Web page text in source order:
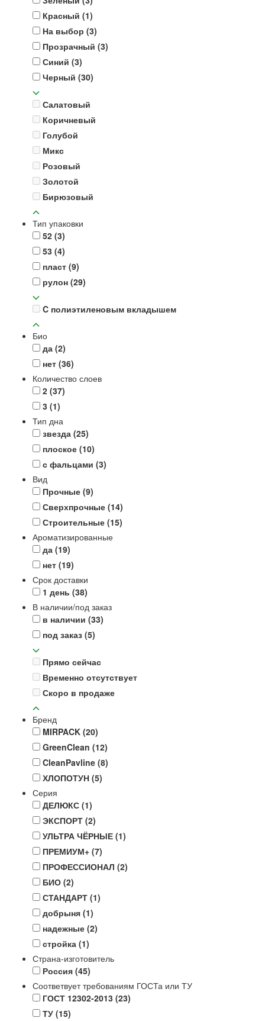
Красный (1)
На выбор (3)
Прозрачный (3)
Синий (3)
Черный (30)
Салатовый
Коричневый
Голубой
Микс
Розовый
Золотой
Бирюзовый
Тип упаковки
52 (3)
53 (4)
пласт (9)
рулон (29)
C полиэтиленовым вкладышем
Био
да (2)
нет (36)
Количество слоев
2 (37)
3 (1)
Тип дна
звезда (25)
плоское (10)
с фальцами (3)
Вид
Прочные (9)
Сверхпрочные (14)
Строительные (15)
Ароматизированные
да (19)
нет (19)
Срок доставки
1 день (38)
В наличии/под заказ
в наличии (33)
под заказ (5)
Прямо сейчас
Временно отсутствует
Скоро в продаже
Бренд
MIRPACK (20)
GreenClean (12)
CleanPavline (8)
ХЛОПОТУН (5)
Серия
ДЕЛЮКС (1)
ЭКСПОРТ (2)
УЛЬТРА ЧЁРНЫЕ (1)
ПРЕМИУМ+ (7)
ПРОФЕССИОНАЛ (2)
БИО (2)
СТАНДАРТ (1)
добрыня (1)
надежные (2)
стройка (1)
Страна-изготовитель
Россия (45)
Соответвует требованиям ГОСТа или ТУ
ГОСТ 12302-2013 (23)
ТУ (15)